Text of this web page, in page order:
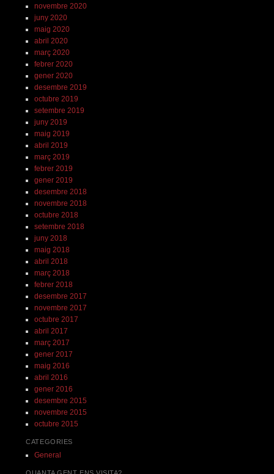
novembre 2020
juny 2020
maig 2020
abril 2020
març 2020
febrer 2020
gener 2020
desembre 2019
octubre 2019
setembre 2019
juny 2019
maig 2019
abril 2019
març 2019
febrer 2019
gener 2019
desembre 2018
novembre 2018
octubre 2018
setembre 2018
juny 2018
maig 2018
abril 2018
març 2018
febrer 2018
desembre 2017
novembre 2017
octubre 2017
abril 2017
març 2017
gener 2017
maig 2016
abril 2016
gener 2016
desembre 2015
novembre 2015
octubre 2015
CATEGORIES
General